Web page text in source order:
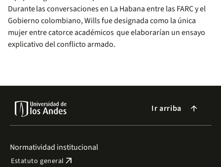
Durante las conversaciones en La Habana entre las FARC y el
Gobierno colombiano, Wills fue designada como la única
mujer entre catorce académicos que elaborarían un ensayo
explicativo del conflicto armado.
Ir arriba arrow_forward
Normatividad institucional
Estatuto general arrow_outward